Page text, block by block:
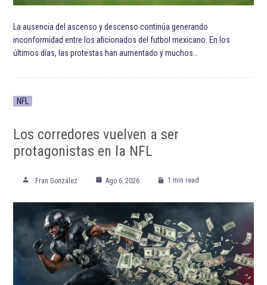
La ausencia del ascenso y descenso continúa generando
inconformidad entre los aficionados del futbol mexicano. En los
últimos días, las protestas han aumentado y muchos…
NFL
Los corredores vuelven a ser
protagonistas en la NFL
Fran González Ago 6, 2026 1 min read